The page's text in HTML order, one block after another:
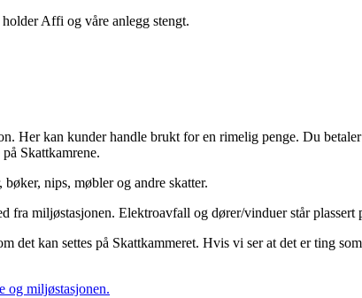
Affi og våre anlegg stengt.
Her kan kunder handle brukt for en rimelig penge. Du
Skattkamrene.
nips, møbler og andre skatter.
fra miljøstasjonen. Elektroavfall og dører/vinduer står
det kan settes på Skattkammeret. Hvis vi ser at det er ting
og miljøstasjonen.